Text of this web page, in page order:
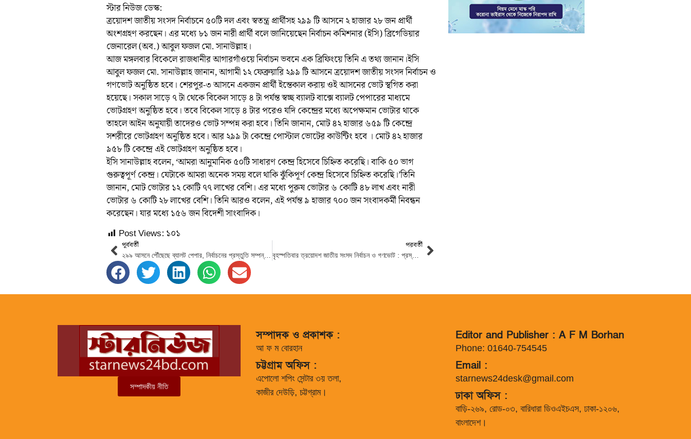
স্টার নিউজ ডেস্ক:
ত্রয়োদশ জাতীয় সংসদ নির্বাচনে ৫০টি দল এবং স্বতন্ত্র প্রার্থীসহ ২৯৯ টি আসনে ২ হাজার ২৮ জন প্রার্থী
অংশগ্রহণ করছেন। এর মধ্যে ৮১ জন নারী প্রার্থী বলে জানিয়েছেন নির্বাচন কমিশনার (ইসি) ব্রিগেডিয়ার
জেনারেল (অব.) আবুল ফজল মো. সানাউল্লাহ।
আজ মঙ্গলবার বিকেলে রাজধানীর আগারগাঁওয়ে নির্বাচন ভবনে এক ব্রিফিংয়ে তিনি এ তথ্য জানান।ইসি
আবুল ফজল মো. সানাউল্লাহ জানান, আগামী ১২ ফেব্রুয়ারি ২৯৯ টি আসনে ত্রয়োদশ জাতীয় সংসদ নির্বাচন ও
গণভোট অনুষ্ঠিত হবে। শেরপুর-৩ আসনে একজন প্রার্থী ইন্তেকাল করায় ওই আসনের ভোট স্থগিত করা
হয়েছে। সকাল সাড়ে ৭ টা থেকে বিকেল সাড়ে ৪ টা পর্যন্ত স্বচ্ছ ব্যালট বাক্সে ব্যালট পেপারের মাধ্যমে
ভোটগ্রহণ অনুষ্ঠিত হবে। তবে বিকেল সাড়ে ৪ টার পরেও যদি কেন্দ্রের মধ্যে অপেক্ষমান ভোটার থাকে
তাহলে আইন অনুযায়ী তাদেরও ভোট সম্পন্ন করা হবে। তিনি জানান, মোট ৪২ হাজার ৬৫৯ টি কেন্দ্রে
সশরীরে ভোটগ্রহণ অনুষ্ঠিত হবে। আর ২৯৯ টা কেন্দ্রে পোস্টাল ভোটের কাউন্টিং হবে । মোট ৪২ হাজার
৯৫৮ টি কেন্দ্রে এই ভোটগ্রহণ অনুষ্ঠিত হবে।
ইসি সানাউল্লাহ বলেন, ‘আমরা আনুমানিক ৫০টি সাধারণ কেন্দ্র হিসেবে চিহ্নিত করেছি। বাকি ৫০ ভাগ
গুরুত্বপূর্ণ কেন্দ্র। যেটাকে আমরা অনেক সময় বলে থাকি ঝুঁকিপূর্ণ কেন্দ্র হিসেবে চিহ্নিত করেছি।’তিনি
জানান, মোট ভোটার ১২ কোটি ৭৭ লাখের বেশি। এর মধ্যে পুরুষ ভোটার ৬ কোটি ৪৮ লাখ এবং নারী
ভোটার ৬ কোটি ২৮ লাখের বেশি। তিনি আরও বলেন, এই পর্যন্ত ৯ হাজার ৭০০ জন সংবাদকর্মী নিবন্ধন
করেছেন। যার মধ্যে ১৫৬ জন বিদেশী সাংবাদিক।
Post Views: ১০১
পূর্ববর্তী
২৯৯ আসনে পৌঁছেছে ব্যালট পেপার, নির্বাচনের প্রস্তুতি সম্পন্ন : ইসি সচিব
পরবর্তী
বৃহস্পতিবার ত্রয়োদশ জাতীয় সংসদ নির্বাচন ও গণভোট : প্রস্তুতি সম্পন্ন
সম্পাদকীয় নীতি
সম্পাদক ও প্রকাশক :
আ ফ ম বোরহান
চট্টগ্রাম অফিস :
এপোলো শপিং সেন্টার ৩য় তলা,
কাজীর দেউড়ি, চট্টগ্রাম।
Editor and Publisher : A F M Borhan
Phone: 01640-754545
Email :
starnews24desk@gmail.com
ঢাকা অফিস :
বাড়ি-২৬৯, রোড-০৩, বারিধারা ডিওএইচএস, ঢাকা-১২০৬,
বাংলাদেশ।